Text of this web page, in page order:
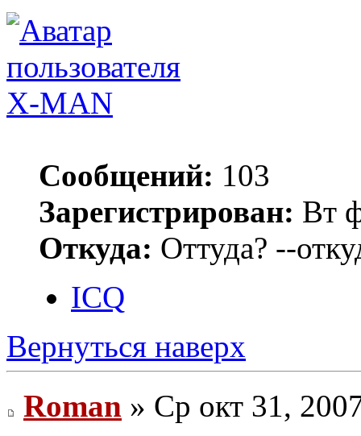
X-MAN
Сообщений: 103
Зарегистрирован: Вт
Откуда: Оттуда? --
ICQ
Вернуться наверх
Roman » Ср окт 31,